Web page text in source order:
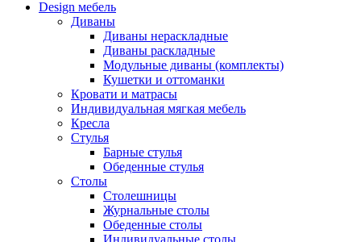
Design мебель
Диваны
Диваны нераскладные
Диваны раскладные
Модульные диваны (комплекты)
Кушетки и оттоманки
Кровати и матрасы
Индивидуальная мягкая мебель
Кресла
Стулья
Барные стулья
Обеденные стулья
Столы
Столешницы
Журнальные столы
Обеденные столы